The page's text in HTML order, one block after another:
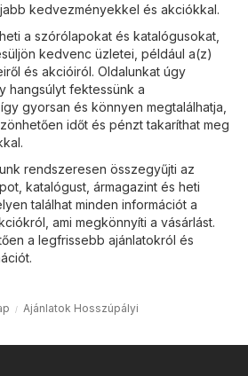
kedvezményekkel és akciókkal.
a szórólapokat és katalógusokat,
kedvenc üzletei, például a(z)
és akcióiról. Oldalunkat úgy
hangsúlyt fektessünk a
gyorsan és könnyen megtalálhatja,
időt és pénzt takaríthat meg
rendszeresen összegyűjti az
katalógust, ármagazint és heti
találhat minden információt a
ami megkönnyíti a vásárlást.
a legfrissebb ajánlatokról és
Ajánlatok Hosszúpályi